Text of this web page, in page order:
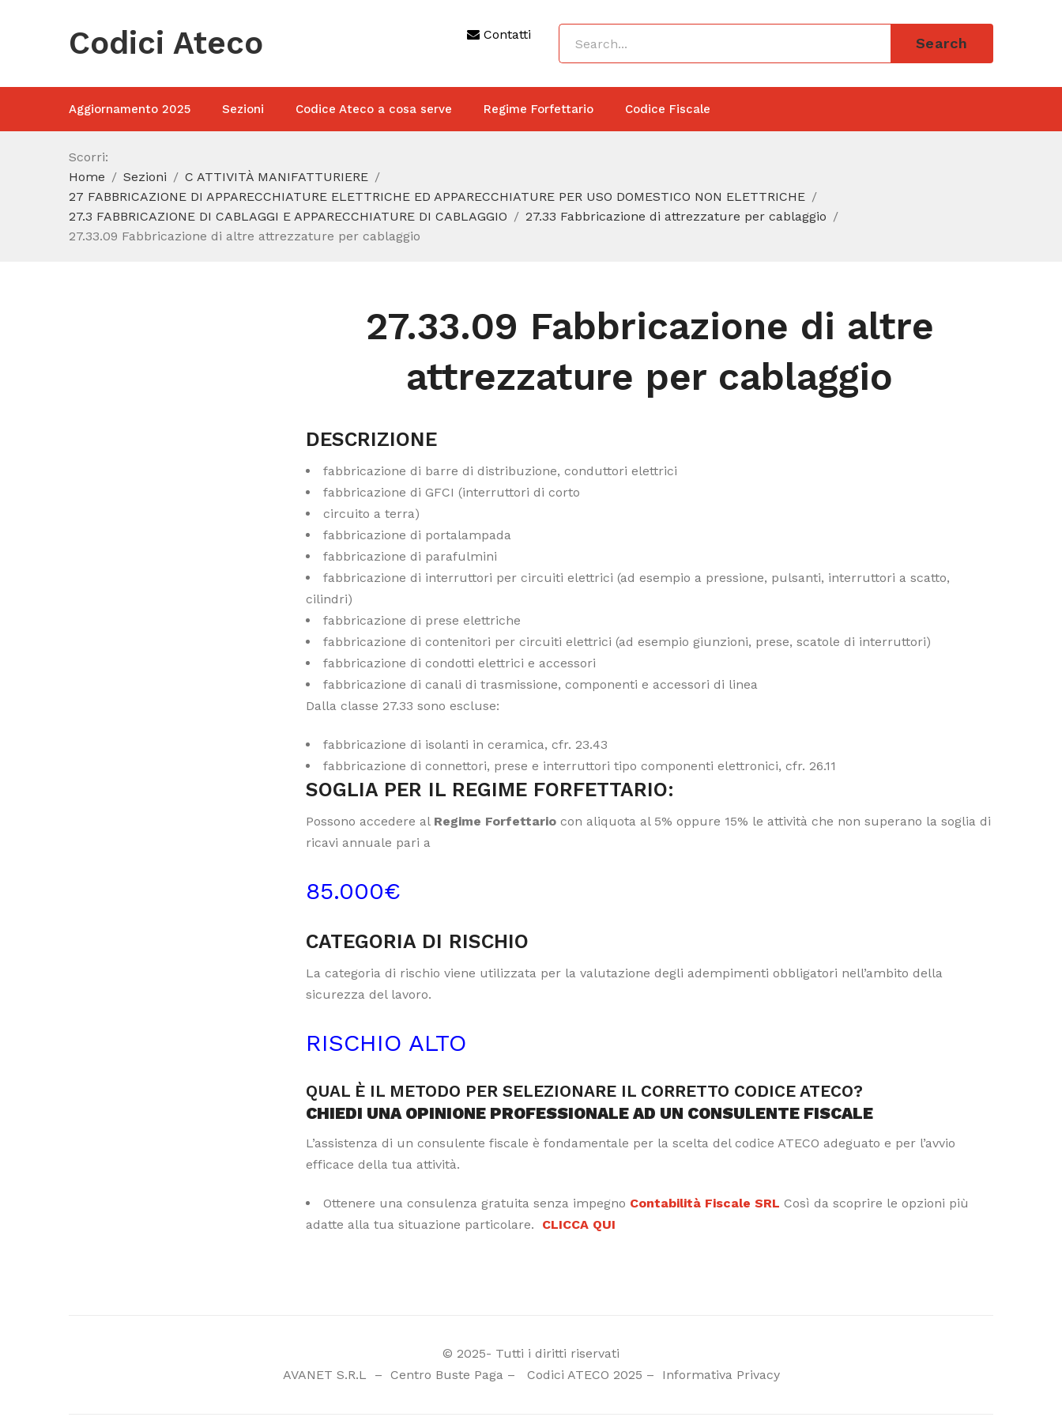
Codici Ateco Contatti
Search
Aggiornamento 2025 Sezioni Codice Ateco a cosa serve Regime Forfettario Codice Fiscale
Scorri:
Home
Sezioni
C ATTIVITÀ MANIFATTURIERE
27 FABBRICAZIONE DI APPARECCHIATURE ELETTRICHE ED APPARECCHIATURE PER USO DOMESTICO NON ELETTRICHE
27.3 FABBRICAZIONE DI CABLAGGI E APPARECCHIATURE DI CABLAGGIO
27.33 Fabbricazione di attrezzature per cablaggio
27.33.09 Fabbricazione di altre attrezzature per cablaggio
27.33.09 Fabbricazione di altre
attrezzature per cablaggio
DESCRIZIONE
fabbricazione di barre di distribuzione, conduttori elettrici
fabbricazione di GFCI (interruttori di corto
circuito a terra)
fabbricazione di portalampada
fabbricazione di parafulmini
fabbricazione di interruttori per circuiti elettrici (ad esempio a pressione, pulsanti, interruttori a scatto,
cilindri)
fabbricazione di prese elettriche
fabbricazione di contenitori per circuiti elettrici (ad esempio giunzioni, prese, scatole di interruttori)
fabbricazione di condotti elettrici e accessori
fabbricazione di canali di trasmissione, componenti e accessori di linea
Dalla classe 27.33 sono escluse:
fabbricazione di isolanti in ceramica, cfr. 23.43
fabbricazione di connettori, prese e interruttori tipo componenti elettronici, cfr. 26.11
SOGLIA PER IL REGIME FORFETTARIO:
Possono accedere al Regime Forfettario con aliquota al 5% oppure 15% le attività che non superano la soglia di
ricavi annuale pari a
85.000€
CATEGORIA DI RISCHIO
La categoria di rischio viene utilizzata per la valutazione degli adempimenti obbligatori nell’ambito della
sicurezza del lavoro.
RISCHIO ALTO
QUAL È IL METODO PER SELEZIONARE IL CORRETTO CODICE ATECO?
CHIEDI UNA OPINIONE PROFESSIONALE AD UN CONSULENTE FISCALE
L’assistenza di un consulente fiscale è fondamentale per la scelta del codice ATECO adeguato e per l’avvio
efficace della tua attività.
Ottenere una consulenza gratuita senza impegno Contabilità Fiscale SRL Così da scoprire le opzioni più
adatte alla tua situazione particolare. CLICCA QUI
© 2025- Tutti i diritti riservati
AVANET S.R.L
– Centro Buste Paga– Codici ATECO 2025 – Informativa Privacy